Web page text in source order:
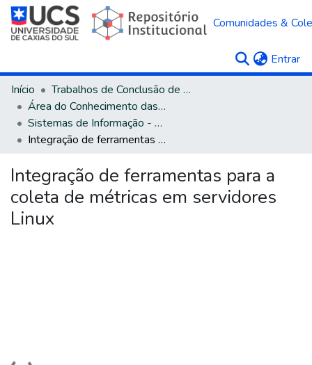
Comunidades &
Entrar
Início
Trabalhos de Conclusão de Curso
Área do Conhecimento das Ciências Exatas e da Terra
Sistemas de Informação - Bacharelado
Integração de ferramentas para a coleta de métricas em servidores Linux
Integração de ferramentas para a
coleta de métricas em servidores
Linux